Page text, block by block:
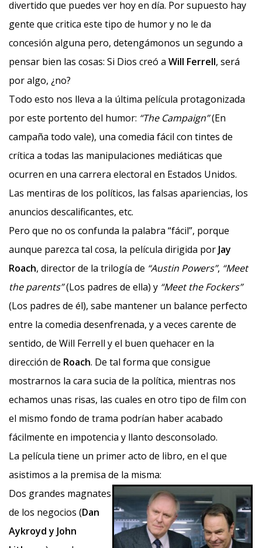
divertido que puedes ver hoy en día. Por supuesto hay
gente que critica este tipo de humor y no le da
concesión alguna pero, detengámonos un segundo a
pensar bien las cosas: Si Dios creó a Will Ferrell, será
por algo, ¿no?
Todo esto nos lleva a la última película protagonizada
por este portento del humor: “The Campaign”(En
campaña todo vale), una comedia fácil con tintes de
crítica a todas las manipulaciones mediáticas que
ocurren en una carrera electoral en Estados Unidos.
Las mentiras de los políticos, las falsas apariencias, los
anuncios descalificantes, etc.
Pero que no os confunda la palabra “fácil”, porque
aunque parezca tal cosa, la película dirigida por Jay
Roach, director de la trilogía de “Austin Powers”, “Meet
the parents”(Los padres de ella) y “Meet the Fockers”
(Los padres de él), sabe mantener un balance perfecto
entre la comedia desenfrenada, y a veces carente de
sentido, de Will Ferrell y el buen quehacer en la
dirección de Roach. De tal forma que consigue
mostrarnos la cara sucia de la política, mientras nos
echamos unas risas, las cuales en otro tipo de film con
el mismo fondo de trama podrían haber acabado
fácilmente en impotencia y llanto desconsolado.
La película tiene un primer acto de libro, en el que
asistimos a la premisa de la misma:
Dos grandes magnates
de los negocios (Dan
Aykroyd y John